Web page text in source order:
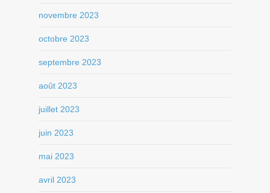
novembre 2023
octobre 2023
septembre 2023
août 2023
juillet 2023
juin 2023
mai 2023
avril 2023